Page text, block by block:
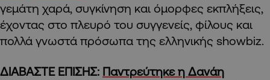
γεμάτη χαρά, συγκίνηση και όμορφες εκπλήξεις,
έχοντας στο πλευρό του συγγενείς, φίλους και
πολλά γνωστά πρόσωπα της ελληνικής showbiz.
ΔΙΑΒΑΣΤΕ ΕΠΙΣΗΣ: Παντρεύτηκε η Δανάη